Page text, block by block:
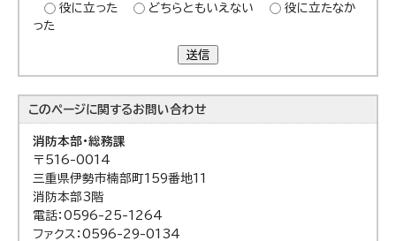
役に立った
どちらともいえない
役に立たなか
った
送信
このページに関するお問い合わせ
消防本部・総務課
〒516-0014
三重県伊勢市楠部町159番地11
消防本部3階
電話：0596-25-1264
ファクス：0596-29-0134